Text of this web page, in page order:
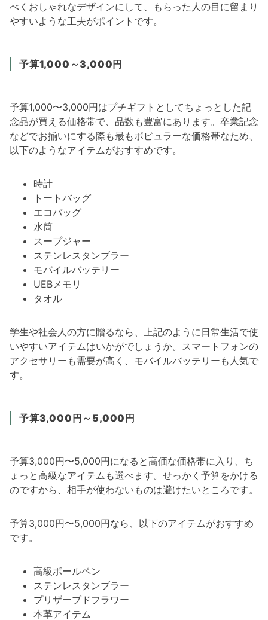
べくおしゃれなデザインにして、もらった人の目に留まり
やすいような工夫がポイントです。
予算1,000～3,000円
予算1,000〜3,000円はプチギフトとしてちょっとした記
念品が買える価格帯で、品数も豊富にあります。卒業記念
などでお揃いにする際も最もポピュラーな価格帯なため、
以下のようなアイテムがおすすめです。
時計
トートバッグ
エコバッグ
水筒
スープジャー
ステンレスタンブラー
モバイルバッテリー
UEBメモリ
タオル
学生や社会人の方に贈るなら、上記のように日常生活で使
いやすいアイテムはいかがでしょうか。スマートフォンの
アクセサリーも需要が高く、モバイルバッテリーも人気で
す。
予算3,000円～5,000円
予算3,000円〜5,000円になると高価な価格帯に入り、ち
ょっと高級なアイテムも選べます。せっかく予算をかける
のですから、相手が使わないものは避けたいところです。
予算3,000円〜5,000円なら、以下のアイテムがおすすめ
です。
高級ボールペン
ステンレスタンブラー
プリザーブドフラワー
本革アイテム